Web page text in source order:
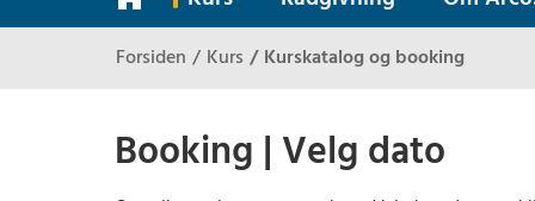
Forsiden Kurs Kurskatalog og booking
Booking | Velg dato